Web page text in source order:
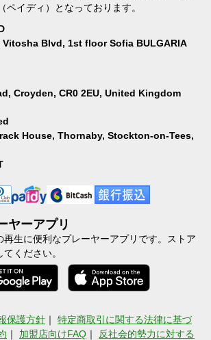
ペイディ）となっております。
Blvd, 1st floor Sofia BULGARIA
Croyden, CR0 2EU, United Kingdom
House, Thornaby, Stockton-on-Tees,
ヤーアプリ
再生に便利なプレーヤーアプリです。ストア
ください。
保護方針 ｜ 特定商取引に関する法律に基づ
｜ 加盟店向けFAQ ｜ 反社会的勢力に対する